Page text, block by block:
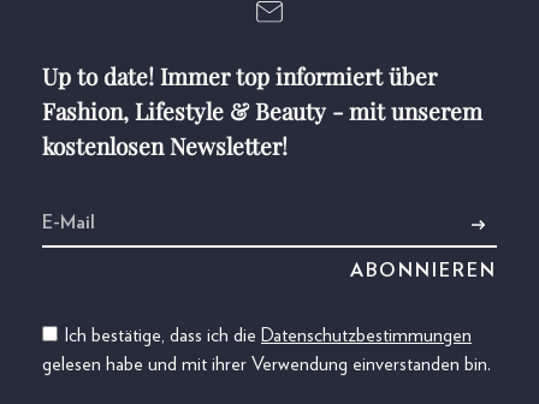
Up to date! Immer top informiert über
Fashion, Lifestyle & Beauty - mit unserem
kostenlosen Newsletter!
Ich bestätige, dass ich die Datenschutzbestimmungen
gelesen habe und mit ihrer Verwendung einverstanden bin.